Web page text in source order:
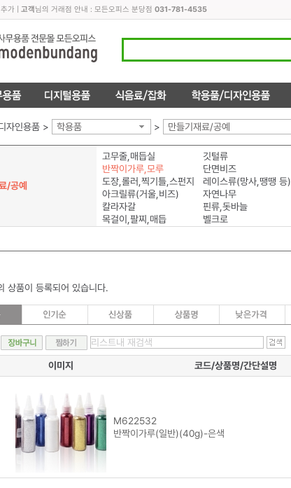
가| 고객님의 거래점 안내 : 모든오피스 분당점 031-781-4535
자인용품 > 학용품 > 만들기재료/공예
/공예
고무줄,매듭실 깃털류
반짝이가루,모루
단면비즈
도장,롤러,찍기틀,스펀지
레이스류(망사,땡땡 등)
아크릴류(거울,비즈)
자연나무
칼라자갈
핀류,돗바늘
목걸이,팔찌,매듭
벨크로
상품이 등록되어 있습니다.
이미지
코드/상품명/간단설명
M622532
반짝이가루(일반)(40g)-은색